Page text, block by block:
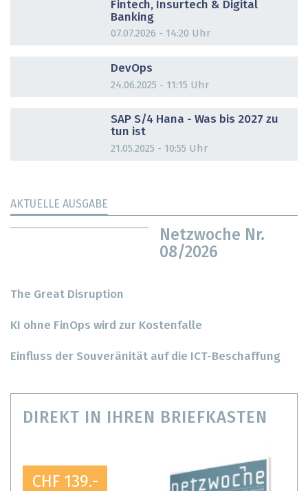
Fintech, Insurtech & Digital
Banking
07.07.2026 - 14:20 Uhr
DevOps
24.06.2025 - 11:15 Uhr
SAP S/4 Hana - Was bis 2027 zu
tun ist
21.05.2025 - 10:55 Uhr
AKTUELLE AUSGABE
Netzwoche Nr.
08/2026
The Great Disruption
KI ohne FinOps wird zur Kostenfalle
Einfluss der Souveränität auf die ICT-Beschaffung
DIREKT IN IHREN BRIEFKASTEN
CHF 139.-